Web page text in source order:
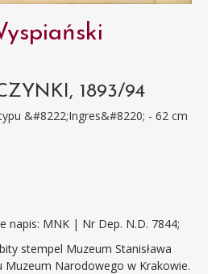
1893/94
&#8222;Ingres&#8220; - 62 cm
napis: MNK | Nr Dep. N.D. 7844;
stempel Muzeum Stanisława
Muzeum Narodowego w Krakowie.